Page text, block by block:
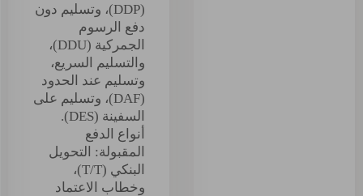
(DDP)، وتسليم دون
دفع الرسوم
الجمركية (DDU)،
والتسليم السريع،
وتسليم عند الحدود
(DAF)، وتسليم على
السفينة (DES).
أنواع الدفع
المقبولة: التحويل
البنكي (T/T)،
وخطاب الاعتماد